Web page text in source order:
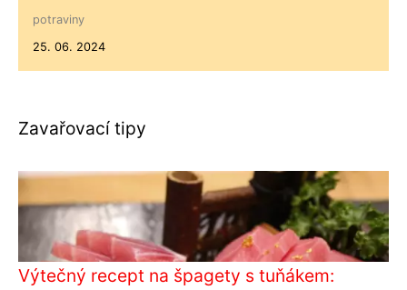
potraviny
25. 06. 2024
Zavařovací tipy
Výtečný recept na špagety s tuňákem: